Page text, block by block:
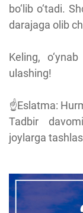
bo‘lib o‘tadi.
darajaga olib
Keling,
ulashing!
☝️Eslatma:
Tadbir
joylarga